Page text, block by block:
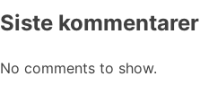
Siste kommentarer
No comments to show.